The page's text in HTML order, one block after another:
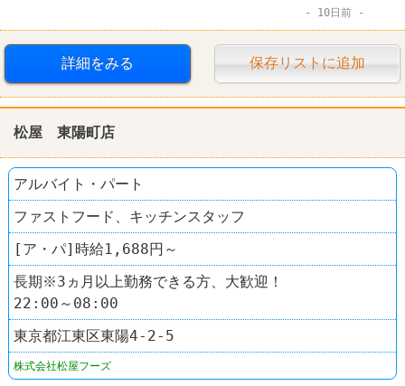
昇給あり
制服あり 社員登用あり 大量募集
その他小売店 なんでも酒や カクヤス
10日前
詳細をみる 保存リストに追加
松屋 東陽町店
アルバイト・パート
ファストフード、キッチンスタッフ
[ア・パ]時給1,688円～
長期※3ヵ月以上勤務できる方、大歓迎！
22:00～08:00
東京都江東区東陽4-2-5
株式会社松屋フーズ